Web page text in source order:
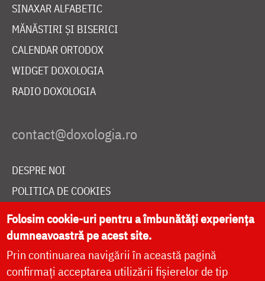
SINAXAR ALFABETIC
MĂNĂSTIRI ȘI BISERICI
CALENDAR ORTODOX
WIDGET DOXOLOGIA
RADIO DOXOLOGIA
DESPRE NOI
POLITICA DE COOKIES
DONEAZĂ ONLINE PENTRU CATEDRALA NAȚIONALĂ
LIVE
Folosim cookie-uri pentru a îmbunătăți experiența
dumneavoastră pe acest site.
Prin continuarea navigării în această pagină
confirmați acceptarea utilizării fișierelor de tip